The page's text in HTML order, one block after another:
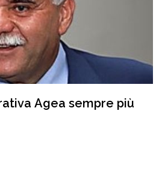
Agea sempre più